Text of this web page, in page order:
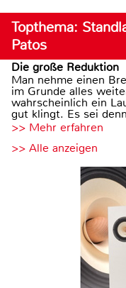
Topthema:
Patos
Die große Reduktion
Man nehme einen
im Grunde alles
wahrscheinlich ein
gut klingt. Es sei
>> Mehr erfahren
>> Alle anzeigen